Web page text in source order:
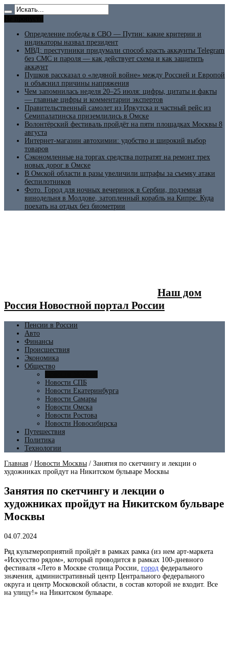
Определение победы в СВО — Путин: какие критерии и
индикаторы назвал президент
МВД: преступники придумали способ красть аккаунты Telegram
без СМС и пароля — как действует схема и как защитить
аккаунт
Пушков рассказал о «ледяной войне» между Россией и Европой
и объяснил причины напряжения
Чем запомнилась неделя 20–25 июля: цифры, цитаты и факты
— главные цифры и комментарии экспертов
Правительственный самолет из Иркутска и частный рейс из
Семипалатинска приземлились в Омске
Волонтёрский фестиваль пройдёт на пяти площадках Москвы 8
августа
Интернет-магазин автохимии: удобство и широкий выбор
товаров
Сэкономленные на торгах средства потратят на ремонт трех
новых дорог в Омске
В Омской области в разы увеличили штрафы за съемку атаки
беспилотников
Фото. Город для ночных вечеринок в Сербии, подземная
винодельня в Молдове, затопленный корабль на Кипре: Куда
поехать на отдых без биометрии
Наш дом
Россия Новостной портал России
Пенсии в России
Авто
Финансы
Происшествия
Экономика
Общество
Новости СПБ
Новости Екатеринбурга
Новости Самары
Новости Омска
Новости Ростова
Новости Новосибирска
Путешествия
Политика
Технологии
Главная / Новости Москвы / Занятия по скетчингу и лекции о
художниках пройдут на Никитском бульваре Москвы
Занятия по скетчингу и лекции о
художниках пройдут на Никитском бульваре
Москвы
04.07.2024
Ряд культмероприятий пройдёт в рамках рамка (из нем арт-маркета
«Искусство рядом», который проводится в рамках 100-дневного
фестиваля «Лето в Москве столица России, город федерального
значения, административный центр Центрального федерального
округа и центр Московской области, в состав которой не входит. Все
на улицу!» на Никитском бульваре.